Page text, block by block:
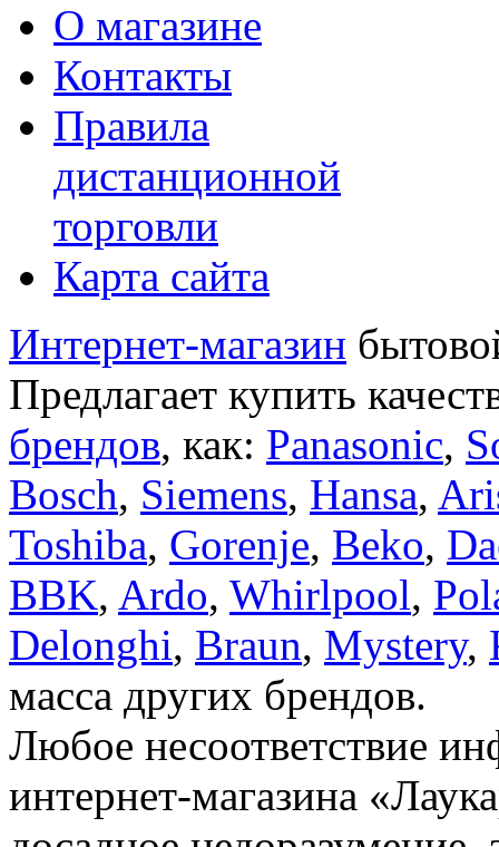
О магазине
Контакты
Правила
дистанционной
торговли
Карта сайта
Интернет-магазин
Предлагает купить
брендов, как: Panasonic,
Bosch, Siemens, Hansa,
Toshiba, Gorenje, Beko,
BBK, Ardo, Whirlpool,
Delonghi, Braun, Mystery,
масса других брендов.
Любое несоответствие
интернет-магазина